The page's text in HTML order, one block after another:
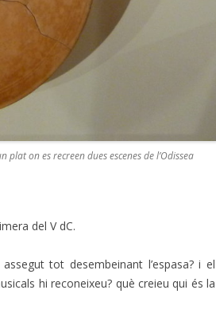
on es recreen dues escenes de l’Odissea
del V dC.
tot desembeinant l’espasa? i el
hi reconeixeu? què creieu qui és la